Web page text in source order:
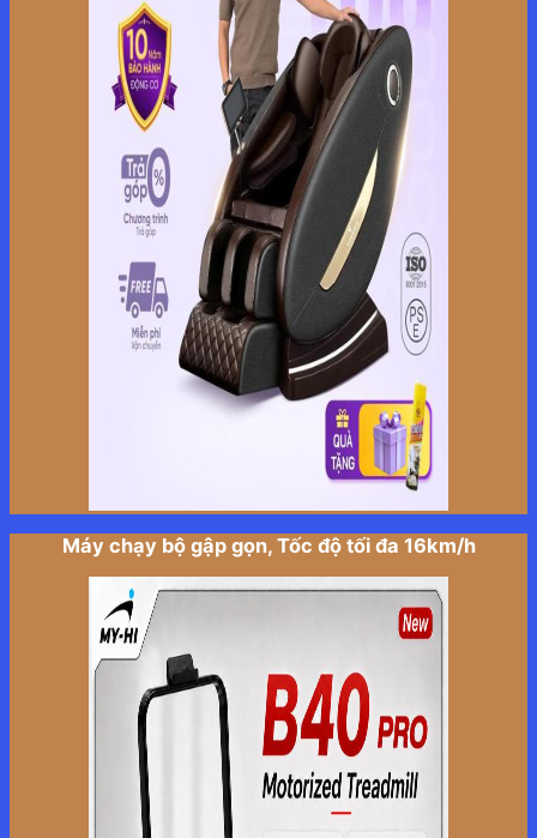
Máy chạy bộ gập gọn, Tốc độ tối đa 16km/h